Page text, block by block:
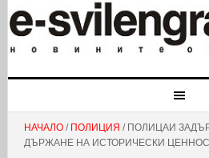
НАЧАЛО/ ПОЛИЦИЯ / ПОЛИЦАИ
ДЪРЖАНЕ НА ИСТОРИЧЕСКИ